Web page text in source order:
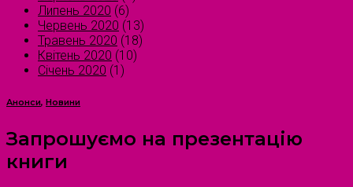
Липень 2020 (6)
Червень 2020 (13)
Травень 2020 (18)
Квітень 2020 (10)
Січень 2020 (1)
Анонси, Новини
Запрошуємо на презентацію
книги